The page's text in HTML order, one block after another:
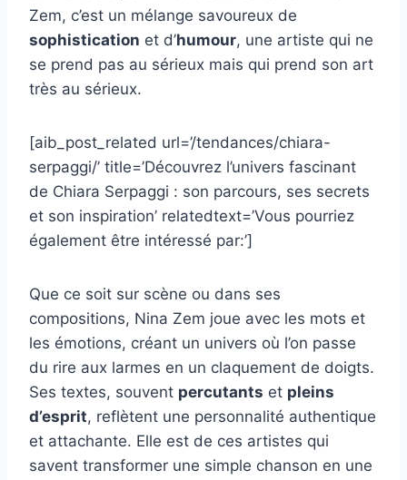
Zem, c’est un mélange savoureux de
sophistication et d’humour, une artiste qui ne
se prend pas au sérieux mais qui prend son art
très au sérieux.
[aib_post_related url=’/tendances/chiara-
serpaggi/’ title=’Découvrez l’univers fascinant
de Chiara Serpaggi : son parcours, ses secrets
et son inspiration’ relatedtext=’Vous pourriez
également être intéressé par:’]
Que ce soit sur scène ou dans ses
compositions, Nina Zem joue avec les mots et
les émotions, créant un univers où l’on passe
du rire aux larmes en un claquement de doigts.
Ses textes, souvent percutants et pleins
d’esprit, reflètent une personnalité authentique
et attachante. Elle est de ces artistes qui
savent transformer une simple chanson en une